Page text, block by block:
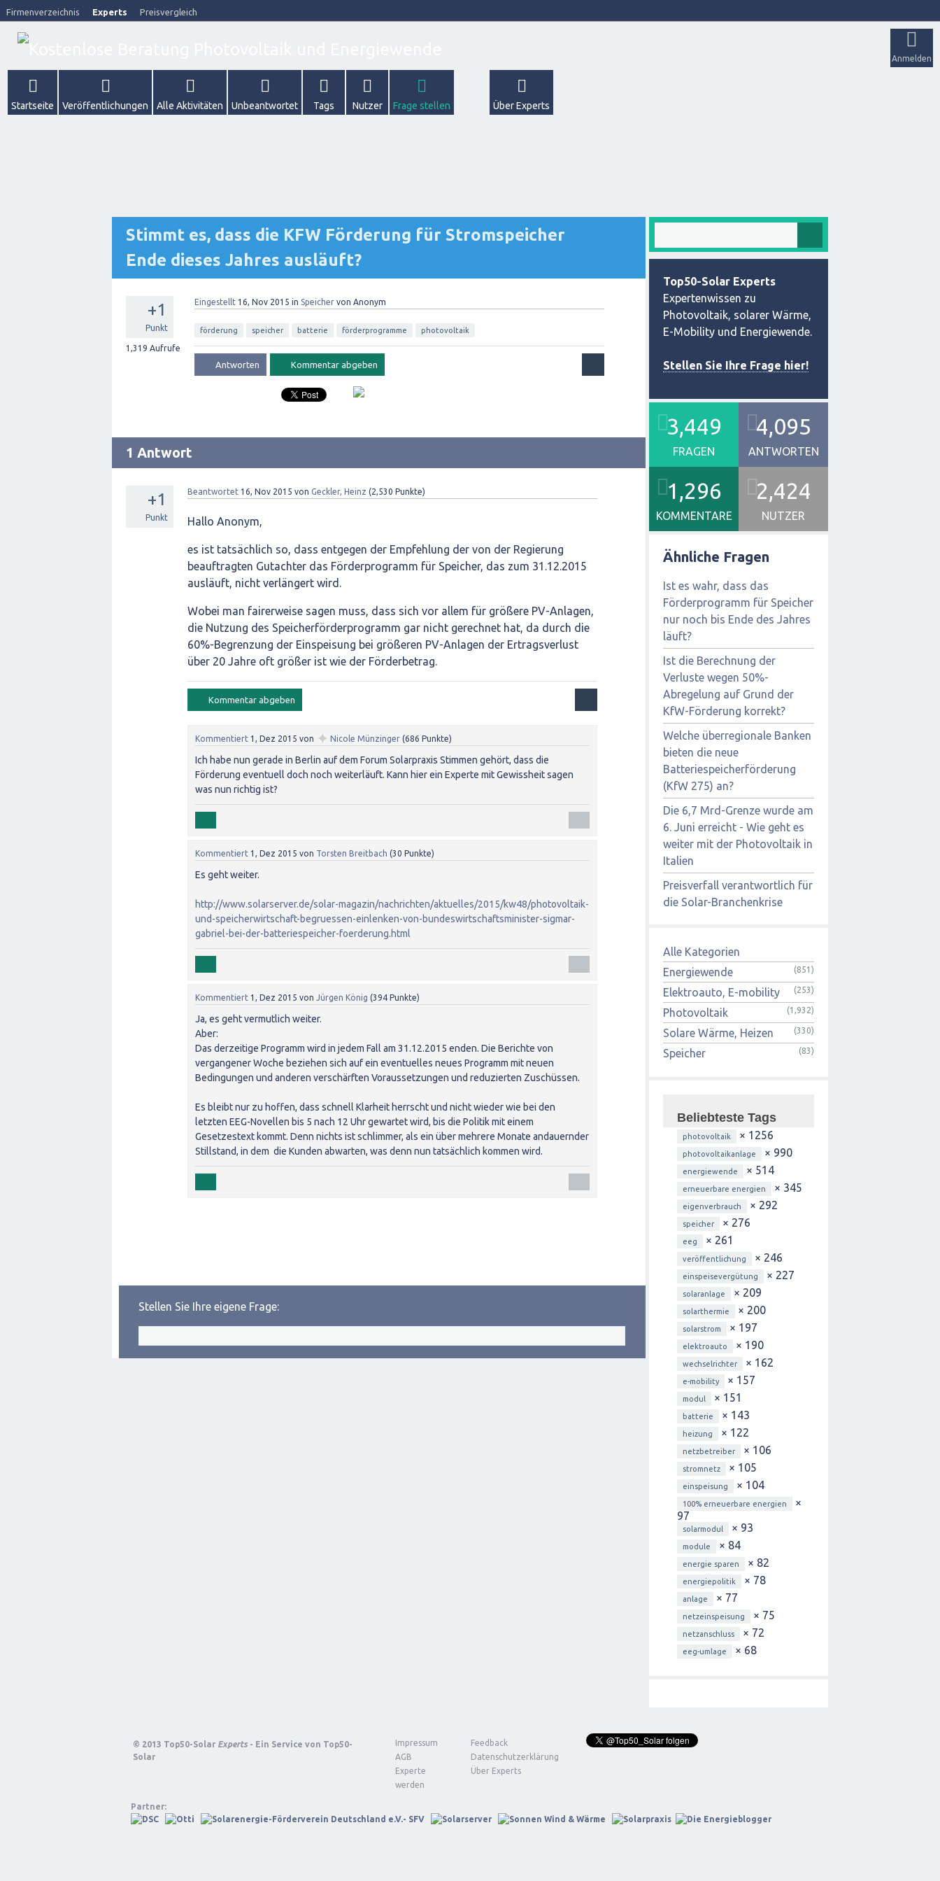
Firmenverzeichnis Experts Preisvergleich
Anmelden
Startseite Veröffentlichungen Alle Aktivitäten Unbeantwortet Tags Nutzer Frage stellen Über Experts
Stimmt es, dass die KFW Förderung für Stromspeicher
Ende dieses Jahres ausläuft?
+1
Punkt
1,319 Aufrufe
Eingestellt 16, Nov 2015 in Speicher von Anonym
förderung speicher batterie förderprogramme photovoltaik
1 Antwort
+1
Punkt
Beantwortet 16, Nov 2015 von Geckler, Heinz (2,530 Punkte)
Hallo Anonym,
es ist tatsächlich so, dass entgegen der Empfehlung der von der Regierung
beauftragten Gutachter das Förderprogramm für Speicher, das zum 31.12.2015
ausläuft, nicht verlängert wird.
Wobei man fairerweise sagen muss, dass sich vor allem für größere PV-Anlagen,
die Nutzung des Speicherförderprogramm gar nicht gerechnet hat, da durch die
60%-Begrenzung der Einspeisung bei größeren PV-Anlagen der Ertragsverlust
über 20 Jahre oft größer ist wie der Förderbetrag.
Kommentiert 1, Dez 2015 von ✦ Nicole Münzinger (686 Punkte)
Ich habe nun gerade in Berlin auf dem Forum Solarpraxis Stimmen gehört, dass die
Förderung eventuell doch noch weiterläuft. Kann hier ein Experte mit Gewissheit sagen
was nun richtig ist?
Kommentiert 1, Dez 2015 von Torsten Breitbach (30 Punkte)
Es geht weiter.
http://www.solarserver.de/solar-magazin/nachrichten/aktuelles/2015/kw48/photovoltaik-
und-speicherwirtschaft-begruessen-einlenken-von-bundeswirtschaftsminister-sigmar-
gabriel-bei-der-batteriespeicher-foerderung.html
Kommentiert 1, Dez 2015 von Jürgen König (394 Punkte)
Ja, es geht vermutlich weiter.
Aber:
Das derzeitige Programm wird in jedem Fall am 31.12.2015 enden. Die Berichte von
vergangener Woche beziehen sich auf ein eventuelles neues Programm mit neuen
Bedingungen und anderen verschärften Voraussetzungen und reduzierten Zuschüssen.
Es bleibt nur zu hoffen, dass schnell Klarheit herrscht und nicht wieder wie bei den
letzten EEG-Novellen bis 5 nach 12 Uhr gewartet wird, bis die Politik mit einem
Gesetzestext kommt. Denn nichts ist schlimmer, als ein über mehrere Monate andauernder
Stillstand, in dem die Kunden abwarten, was denn nun tatsächlich kommen wird.
Stellen Sie Ihre eigene Frage:
Top50-Solar Experts
Expertenwissen zu
Photovoltaik, solarer Wärme,
E-Mobility und Energiewende.
Stellen Sie Ihre Frage hier!
3,449
FRAGEN
4,095
ANTWORTEN
1,296
KOMMENTARE
2,424
NUTZER
Ähnliche Fragen
Ist es wahr, dass das
Förderprogramm für Speicher
nur noch bis Ende des Jahres
läuft?
Ist die Berechnung der
Verluste wegen 50%-
Abregelung auf Grund der
KfW-Förderung korrekt?
Welche überregionale Banken
bieten die neue
Batteriespeicherförderung
(KfW 275) an?
Die 6,7 Mrd-Grenze wurde am
6. Juni erreicht - Wie geht es
weiter mit der Photovoltaik in
Italien
Preisverfall verantwortlich für
die Solar-Branchenkrise
Alle Kategorien
Energiewende
(851)
Elektroauto, E-mobility (253)
Photovoltaik (1,932)
Solare Wärme, Heizen (330)
Speicher (83)
Beliebteste Tags
photovoltaik × 1256
photovoltaikanlage × 990
energiewende × 514
erneuerbare energien × 345
eigenverbrauch × 292
speicher × 276
eeg × 261
veröffentlichung × 246
einspeisevergütung × 227
solaranlage × 209
solarthermie × 200
solarstrom × 197
elektroauto × 190
wechselrichter × 162
e-mobility × 157
modul × 151
batterie × 143
heizung × 122
netzbetreiber × 106
stromnetz × 105
einspeisung × 104
100% erneuerbare energien
×
97
solarmodul × 93
module × 84
energie sparen × 82
energiepolitik × 78
anlage × 77
netzeinspeisung × 75
netzanschluss × 72
eeg-umlage × 68
© 2013 Top50-Solar Experts - Ein Service von Top50-
Solar
Impressum
Feedback
AGB
Datenschutzerklärung
Experte
werden
Über Experts
Partner: